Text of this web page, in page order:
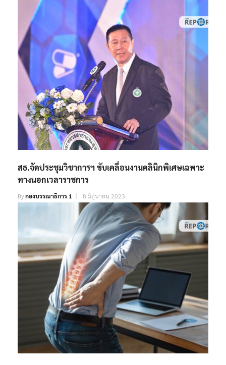
สธ.จัดประชุมวิชาการฯ ขับเคลื่อนงานคลินิกพิเศษเฉพาะ
ทางนอกเวลาราชการ
Byกองบรรณาธิการ 1 8 มิถุนายน 2023